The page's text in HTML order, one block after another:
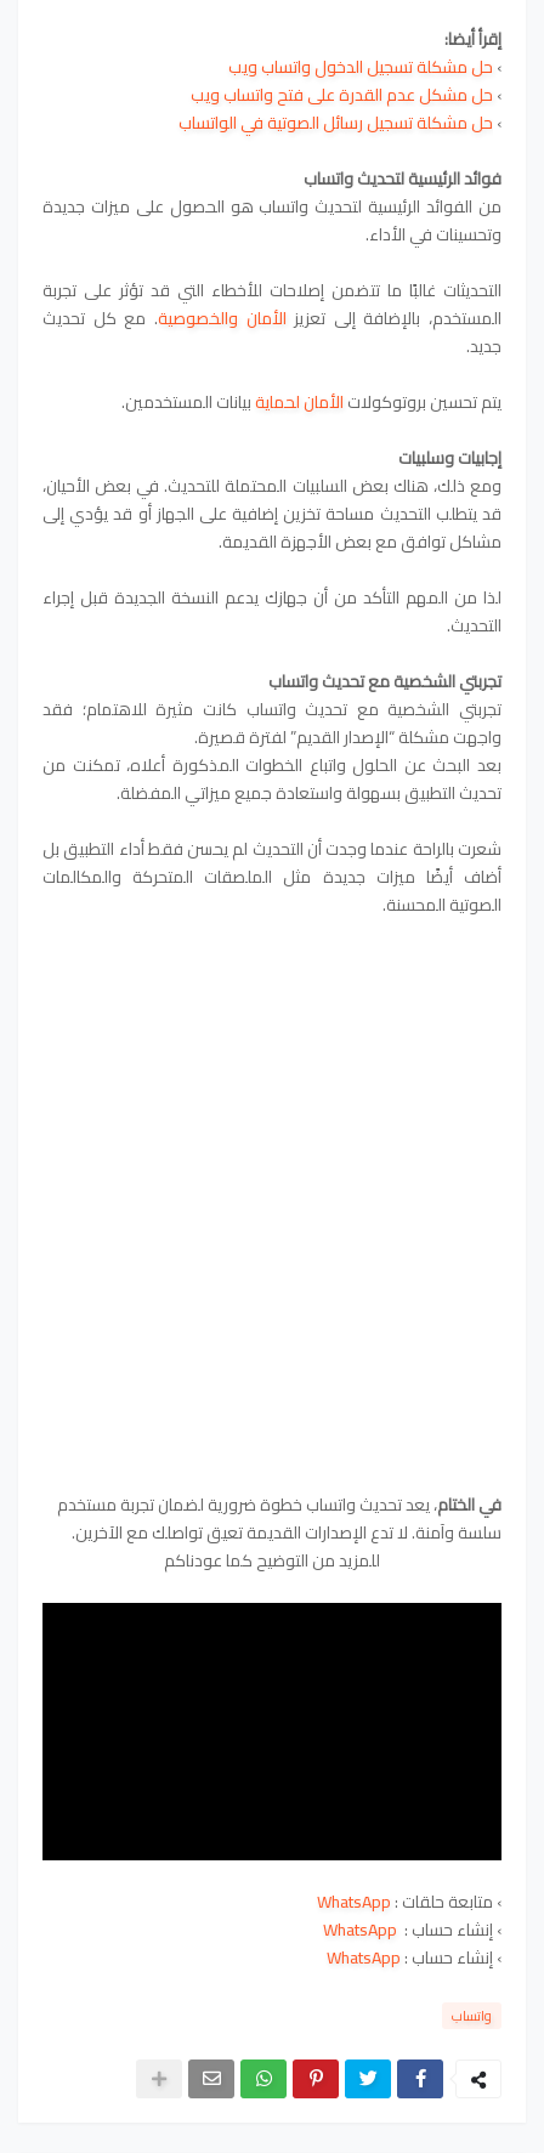
إقرأ أيضا:
›حل مشكلة تسجيل الدخول واتساب ويب
›حل مشكل عدم القدرة على فتح واتساب ويب
›حل مشكلة تسجيل رسائل الصوتية في الواتساب
فوائد الرئيسية لتحديث واتساب
من الفوائد الرئيسية لتحديث واتساب هو الحصول على ميزات جديدة
وتحسينات في الأداء.
التحديثات غالبًا ما تتضمن إصلاحات للأخطاء التي قد تؤثر على تجربة
المستخدم، بالإضافة إلى تعزيز الأمان والخصوصية. مع كل تحديث
جديد.
يتم تحسين بروتوكولاتالأمان لحمايةبيانات المستخدمين.
إجابيات وسلبيات
ومع ذلك، هناك بعض السلبيات المحتملة للتحديث. في بعض الأحيان،
قد يتطلب التحديث مساحة تخزين إضافية على الجهاز أو قد يؤدي إلى
مشاكل توافق مع بعض الأجهزة القديمة.
لذا من المهم التأكد من أن جهازك يدعم النسخة الجديدة قبل إجراء
التحديث.
تجربتي الشخصية مع تحديث واتساب
تجربتي الشخصية مع تحديث واتساب كانت مثيرة للاهتمام؛ فقد
واجهت مشكلة “الإصدار القديم” لفترة قصيرة.
بعد البحث عن الحلول واتباع الخطوات المذكورة أعلاه، تمكنت من
تحديث التطبيق بسهولة واستعادة جميع ميزاتي المفضلة.
شعرت بالراحة عندما وجدت أن التحديث لم يحسن فقط أداء التطبيق بل
أضاف أيضًا ميزات جديدة مثل الملصقات المتحركة والمكالمات
الصوتية المحسنة.
في الختام، يعد تحديث واتساب خطوة ضرورية لضمان تجربة مستخدم
سلسة وآمنة. لا تدع الإصدارات القديمة تعيق تواصلك مع الآخرين.
للمزيد من التوضيح كما عودناكم
› متابعة حلقات :WhatsApp
›إنشاء حساب : WhatsApp
›إنشاء حساب:
WhatsApp
واتساب